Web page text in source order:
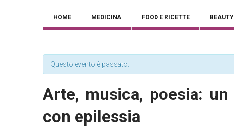
HOME MEDICINA FOOD E RICETTE
Questo evento è passato.
Arte, musica, poesia:
con epilessia